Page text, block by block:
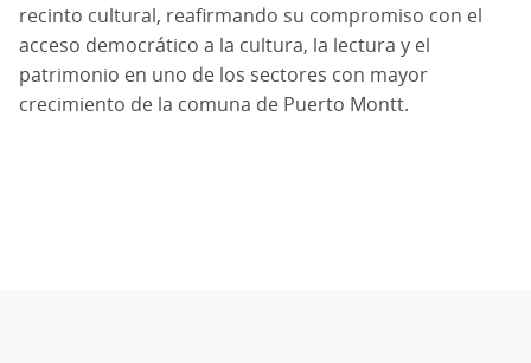
recinto cultural, reafirmando su compromiso con el
acceso democrático a la cultura, la lectura y el
patrimonio en uno de los sectores con mayor
crecimiento de la comuna de Puerto Montt.